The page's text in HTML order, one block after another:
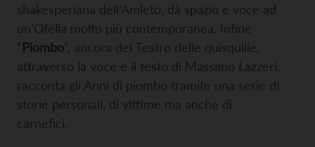
shakesperiana dell’Amleto, dà spazio e voce ad
un’Ofelia molto più contemporanea. Infine
“Piombo”, ancora del Teatro delle quisquilie,
attraverso la voce e il testo di Massimo Lazzeri,
racconta gli Anni di piombo tramite una serie di
storie personali, di vittime ma anche di
carnefici.